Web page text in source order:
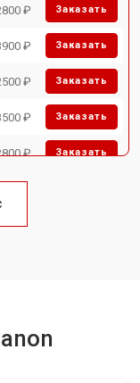
₽ Заказать
₽ Заказать
₽ Заказать
₽ Заказать
₽ Заказать
₽